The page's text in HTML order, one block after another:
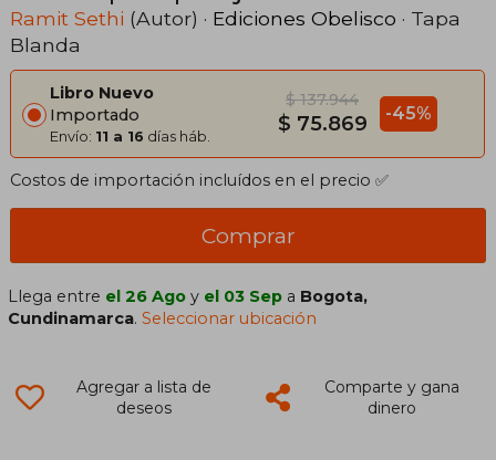
Ramit Sethi (Autor) · Ediciones Obelisco · Tapa
Blanda
Libro Nuevo
Importado
Envío: 11 a 16 días háb.
$ 137.944
$ 75.869 -45%
Costos de importación incluídos en el precio ✅
Comprar
Llega entre el 26 Ago y el 03 Sep a Bogota,
Cundinamarca.Seleccionar ubicación
Agregar a lista de
deseos
Comparte y gana
dinero